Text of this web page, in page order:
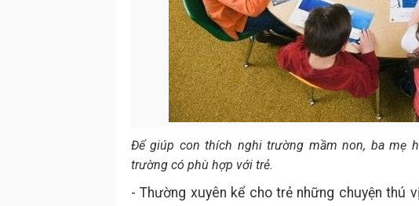
Để giúp con thích nghi trường mầm non, ba mẹ
trường có phù hợp với trẻ.
- Thường xuyên kể cho trẻ những chuyện thú